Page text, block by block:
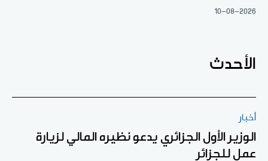
10-08-2026
الأحدث
أخبار
الوزير الأول الجزائري يدعو نظيره المالي لزيارة
عمل للجزائر